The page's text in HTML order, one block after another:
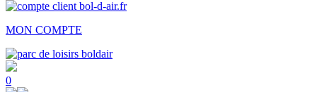
MON COMPTE
0